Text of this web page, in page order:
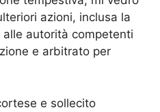
azioni, inclusa la
autorità competenti
e arbitrato per
e sollecito